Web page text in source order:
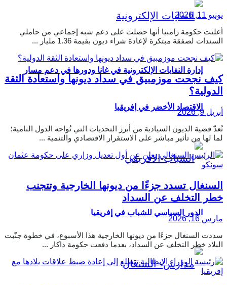
إدارة النفايات الإلكترونية في غانا ودورها في دعم مسار
الاقتصاد الأخضر في إفريقيا
الدور السياسي للشباب في إفريقيا
يونيو 11, 2026
أعلنت حكومة زامبيا أنها حصلت على دعم شبه إجماعي من حاملي
السندات لصفقة مبتكرة لإعادة شراء ديون بقيمة 1.36 مليار ...
كيف نجحت موزمبيق في سداد ديونها واستعادة الثقة
الدولية؟
أبريل 9, 2026
تُعدّ قضية الديون السيادية من أبرز التحديات التي تُواجه الدول النامية؛
لما لها من تأثير مباشر على الاستقرار الاقتصادي والتنمية ...
السنغال تسدد جزءًا من ديونها الخارجية وتتجنب
خطر التخلف عن السداد
مارس 16, 2026
سددت السنغال جزءًا من ديونها الخارجية هذا الأسبوع، في خطوة جنّبت
البلاد خطر التخلف عن السداد، بعدما دفعت حكومة داكار ...